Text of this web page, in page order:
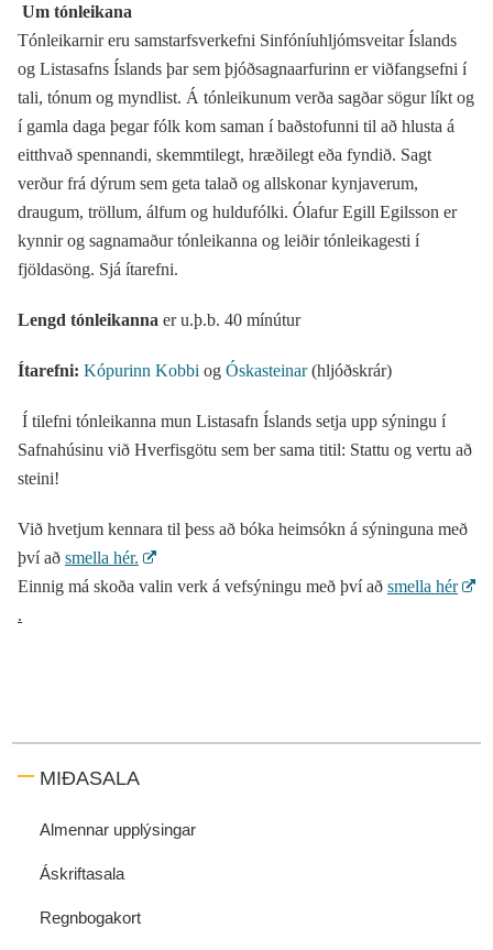
Um tónleikana
Tónleikarnir eru samstarfsverkefni Sinfóníuhljómsveitar Íslands
og Listasafns Íslands þar sem þjóðsagnaarfurinn er viðfangsefni í
tali, tónum og myndlist. Á tónleikunum verða sagðar sögur líkt og
í gamla daga þegar fólk kom saman í baðstofunni til að hlusta á
eitthvað spennandi, skemmtilegt, hræðilegt eða fyndið. Sagt
verður frá dýrum sem geta talað og allskonar kynjaverum,
draugum, tröllum, álfum og huldufólki. Ólafur Egill Egilsson er
kynnir og sagnamaður tónleikanna og leiðir tónleikagesti í
fjöldasöng. Sjá ítarefni.
Lengd tónleikanna er u.þ.b. 40 mínútur
Ítarefni: Kópurinn Kobbi og Óskasteinar(hljóðskrár)
Í tilefni tónleikanna mun Listasafn Íslands setja upp sýningu í
Safnahúsinu við Hverfisgötu sem ber sama titil: Stattu og vertu að
steini!
Við hvetjum kennara til þess að bóka heimsókn á sýninguna með
því að smella hér.
Einnig má skoða valin verk á vefsýningu með því að smella hér
.
MIÐASALA
Almennar upplýsingar
Áskriftasala
Regnbogakort